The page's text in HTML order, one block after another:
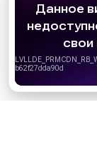
АО
для
удобства
запретить
Данная
эксперта,